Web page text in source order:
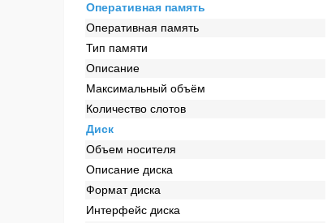
Оперативная память
Оперативная память
Тип памяти
Описание
Максимальный объём
Количество слотов
Диск
Объем носителя
Описание диска
Формат диска
Интерфейс диска